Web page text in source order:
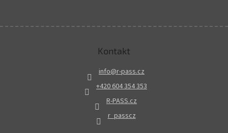
Kontakt
info@r-pass.cz
+420 604 354 353
R-PASS.cz
r_passcz